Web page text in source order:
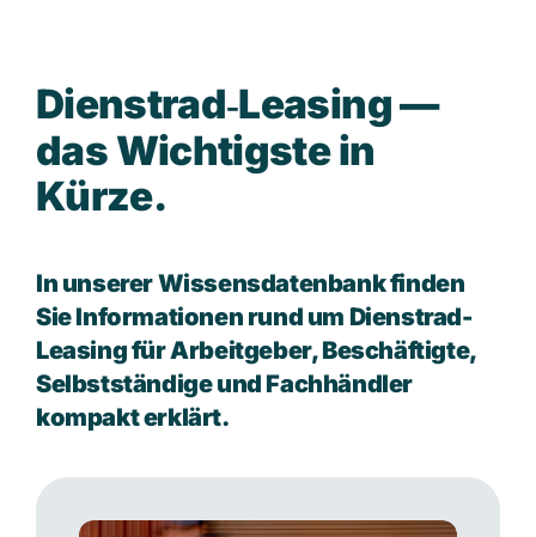
Dienstrad‑Leasing—
das Wichtigstein
Kürze.
In unserer Wissensdatenbank finden
Sie Informationen rund um Dienstrad-
Leasing für Arbeitgeber, Beschäftigte,
Selbstständige und Fachhändler
kompakt erklärt.